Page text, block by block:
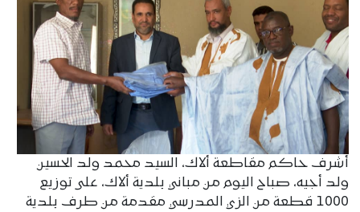
أشرف حاكم مقاطعة ألاك، السيد محمد ولد الحسين
ولد أجيه، صباح اليوم من مباني بلدية ألاك، على توزيع
1000 قطعة من الزي المدرسي مقدمة من طرف بلدية